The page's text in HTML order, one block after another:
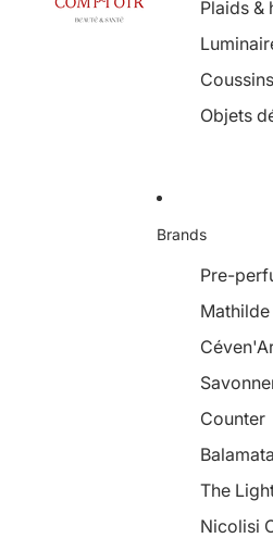
Plaids &
Objets
Brands
Pre-
Mathilde
Counter
Balamata
The
Nicolisi